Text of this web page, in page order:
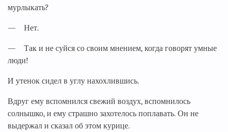
мурлыкать?
— Нет.
— Так и не суйся со своим мнением, когда говорят умные
люди!
И утенок сидел в углу нахохлившись.
Вдруг ему вспомнился свежий воздух, вспомнилось
солнышко, и ему страшно захотелось поплавать. Он не
выдержал и сказал об этом курице.